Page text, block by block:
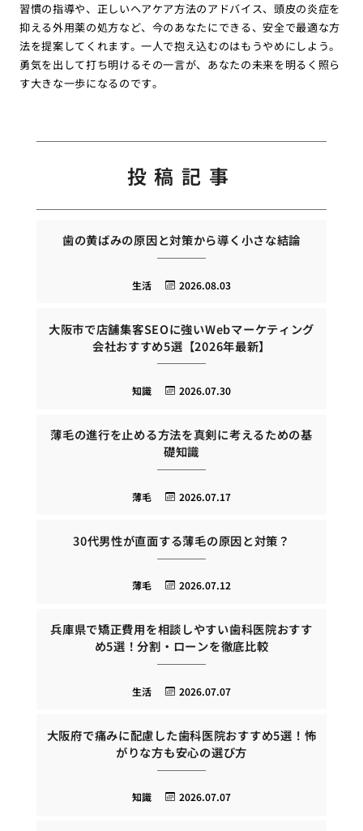
習慣の指導や、正しいヘアケア方法のアドバイス、頭皮の炎症を
抑える外用薬の処方など、今のあなたにできる、安全で最適な方
法を提案してくれます。一人で抱え込むのはもうやめにしよう。
勇気を出して打ち明けるその一言が、あなたの未来を明るく照ら
す大きな一歩になるのです。
投稿記事
歯の黄ばみの原因と対策から導く小さな結論
2026.08.03
生活
大阪市で店舗集客SEOに強いWebマーケティング
会社おすすめ5選【2026年最新】
2026.07.30
知識
薄毛の進行を止める方法を真剣に考えるための基
礎知識
2026.07.17
薄毛
30代男性が直面する薄毛の原因と対策？
2026.07.12
薄毛
兵庫県で矯正費用を相談しやすい歯科医院おすす
め5選！分割・ローンを徹底比較
2026.07.07
生活
大阪府で痛みに配慮した歯科医院おすすめ5選！怖
がりな方も安心の選び方
2026.07.07
知識